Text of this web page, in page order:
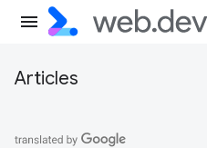
Articles